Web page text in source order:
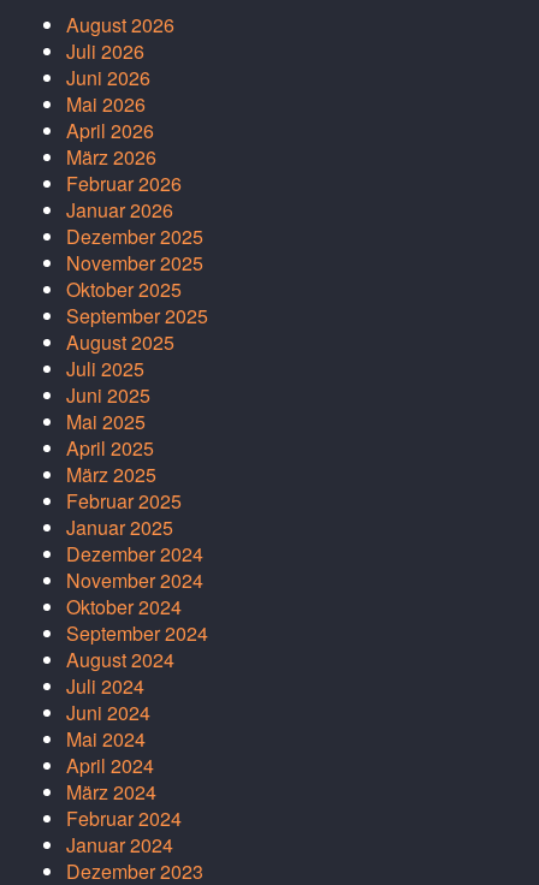
August 2026
Juli 2026
Juni 2026
Mai 2026
April 2026
März 2026
Februar 2026
Januar 2026
Dezember 2025
November 2025
Oktober 2025
September 2025
August 2025
Juli 2025
Juni 2025
Mai 2025
April 2025
März 2025
Februar 2025
Januar 2025
Dezember 2024
November 2024
Oktober 2024
September 2024
August 2024
Juli 2024
Juni 2024
Mai 2024
April 2024
März 2024
Februar 2024
Januar 2024
Dezember 2023